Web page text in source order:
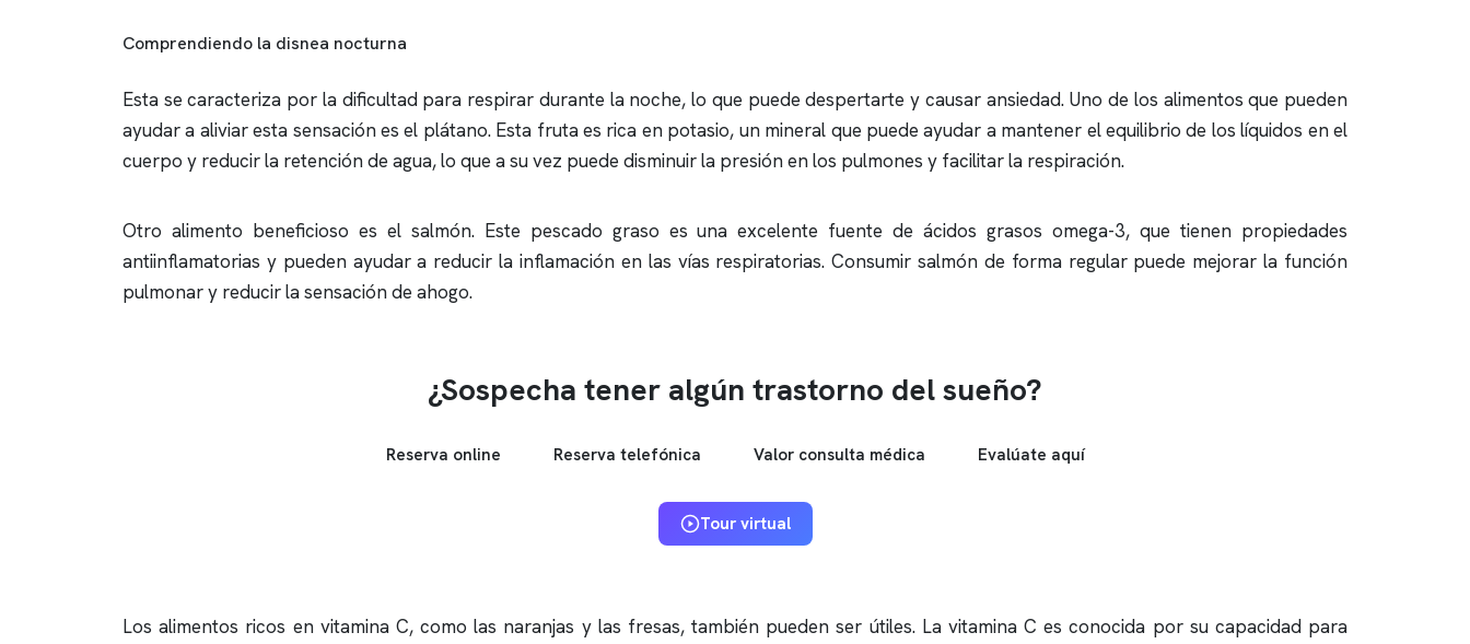
Comprendiendo la disnea nocturna
Esta se caracteriza por la dificultad para respirar durante la noche, lo que puede despertarte y causar ansiedad. Uno de los alimentos que pueden
ayudar a aliviar esta sensación es el plátano. Esta fruta es rica en potasio, un mineral que puede ayudar a mantener el equilibrio de los líquidos en el
cuerpo y reducir la retención de agua, lo que a su vez puede disminuir la presión en los pulmones y facilitar la respiración.
Otro alimento beneficioso es el salmón. Este pescado graso es una excelente fuente de ácidos grasos omega-3, que tienen propiedades
antiinflamatorias y pueden ayudar a reducir la inflamación en las vías respiratorias. Consumir salmón de forma regular puede mejorar la función
pulmonar y reducir la sensación de ahogo.
¿Sospecha tener algún trastorno del sueño?
Reserva online Reserva telefónica Valor consulta médica Evalúate aquí
Tour virtual
Los alimentos ricos en vitamina C, como las naranjas y las fresas, también pueden ser útiles. La vitamina C es conocida por su capacidad para